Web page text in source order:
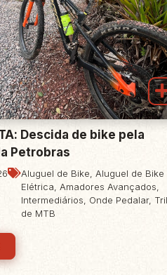
Descida de bike pela
Petrobras
Aluguel de Bike, Aluguel de Bike
Elétrica, Amadores Avançados,
Intermediários, Onde Pedalar,
de MTB